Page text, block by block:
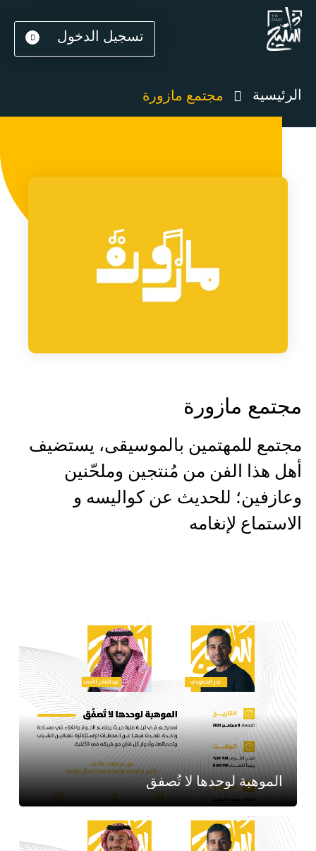
تسجيل الدخول
الرئيسية مجتمع مازورة
مجتمع مازورة
مجتمع للمهتمين بالموسيقى، يستضيف
أهل هذا الفن من مُنتجين وملحّنين
وعازفين؛ للحديث عن كواليسه و
الاستماع لإنغامه
الموهبة لوحدها لا تُصفق